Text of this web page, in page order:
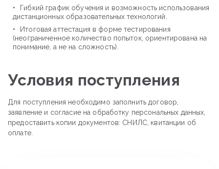
Гибкий график обучения и возможность использования
дистанционных образовательных технологий.
Итоговая аттестация в форме тестирования
(неограниченное количество попыток, ориентирована на
понимание, а не на сложность).
Условия поступления
Для поступления необходимо заполнить договор,
заявление и согласие на обработку персональных данных,
предоставить копии документов: СНИЛС, квитанции об
оплате.